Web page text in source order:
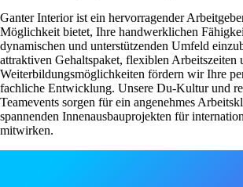
Ganter Interior ist ein hervorragender
Möglichkeit bietet, Ihre handwerklichen
dynamischen und unterstützenden Umfeld
attraktiven Gehaltspaket, flexiblen Arbeitszeiten
Weiterbildungsmöglichkeiten fördern wir Ihre
fachliche Entwicklung. Unsere Du-Kultur und
Teamevents sorgen für ein angenehmes
spannenden Innenausbauprojekten für
mitwirken.